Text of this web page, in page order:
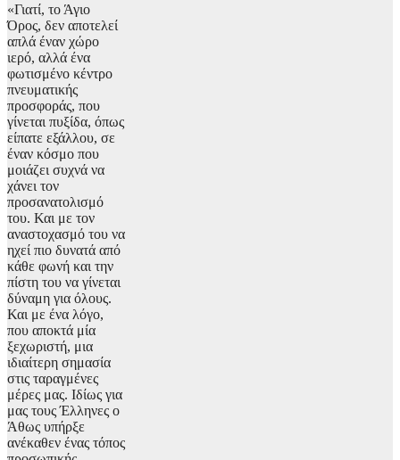
«Γιατί, το Άγιο
Όρος, δεν αποτελεί
απλά έναν χώρο
ιερό, αλλά ένα
φωτισμένο κέντρο
πνευματικής
προσφοράς, που
γίνεται πυξίδα, όπως
είπατε εξάλλου, σε
έναν κόσμο που
μοιάζει συχνά να
χάνει τον
προσανατολισμό
του. Και με τον
αναστοχασμό του να
ηχεί πιο δυνατά από
κάθε φωνή και την
πίστη του να γίνεται
δύναμη για όλους.
Και με ένα λόγο,
που αποκτά μία
ξεχωριστή, μια
ιδιαίτερη σημασία
στις ταραγμένες
μέρες μας. Ιδίως για
μας τους Έλληνες ο
Άθως υπήρξε
ανέκαθεν ένας τόπος